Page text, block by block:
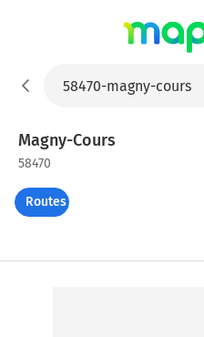
Magny-Cours
58470
Routes